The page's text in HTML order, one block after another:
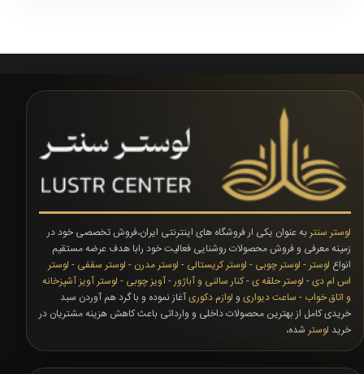
لوستر سنتر به عنوان یکی ار فروشگاه های اینترنتی ایران،فروش تخصصی خود در
زمینه معرفی و فروش محصولات روشنایی فعالیت خود رابا هدف عرضه مستقیم
انواع لوستر - لوستر چوبی - لوستر کریستالی - لوستر مدرن - لوستر سقفی - لوستر
اس ام دی- لوستر حلقه ی-کنار سالنی و آباژور-آویز چوبی - لوستر آویز آشپزخانه
و اتاق خواب - ساعت دیواری و لوازم دکوریآغاز نموده و با گرد هم آوردن سبد
خریدی کامل از بهترین محصولات داخلی و وارداتی باعث کاهش هزینه مشتریان در
خرید لوستر شده،